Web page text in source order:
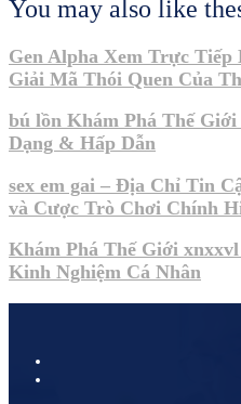
You may also like
Gen Alpha Xem Trực Tiếp
Giải Mã Thói Quen Của
bú lồn Khám Phá Thế
Dạng & Hấp Dẫn
sex em gai – Địa Chỉ Tin
và Cược Trò Chơi Chính
Khám Phá Thế Giới
Kinh Nghiệm Cá Nhân